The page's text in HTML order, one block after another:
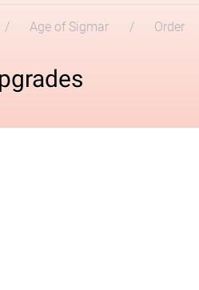
Age of Sigmar Order